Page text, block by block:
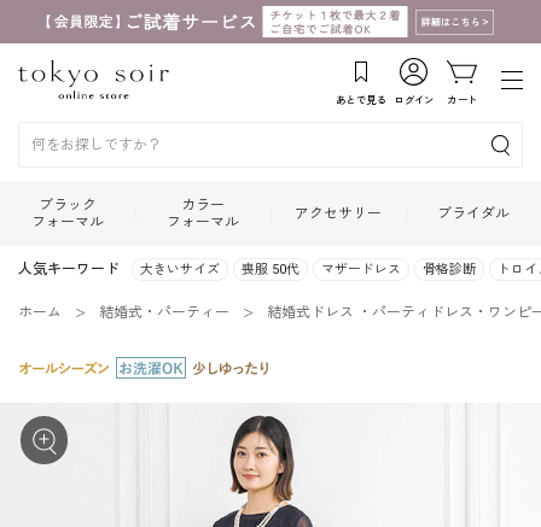
あとで見る ログイン カート
ブラック
フォーマル
カラー
フォーマル
アクセサリー ブライダル
人気キーワード 大きいサイズ 喪服 50代 マザードレス 骨格診断 トロ
ホーム 結婚式・パーティー 結婚式ドレス ・パーティドレス・ワンピ